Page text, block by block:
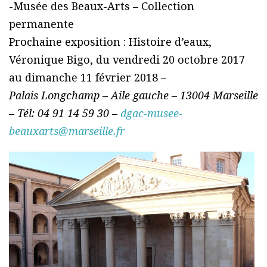
-Musée des Beaux-Arts – Collection
permanente
Prochaine exposition : Histoire d’eaux,
Véronique Bigo, du vendredi 20 octobre 2017
au dimanche 11 février 2018 –
Palais Longchamp – Aile gauche – 13004 Marseille
– Tél: 04 91 14 59 30 –dgac-musee-
beauxarts@marseille.fr